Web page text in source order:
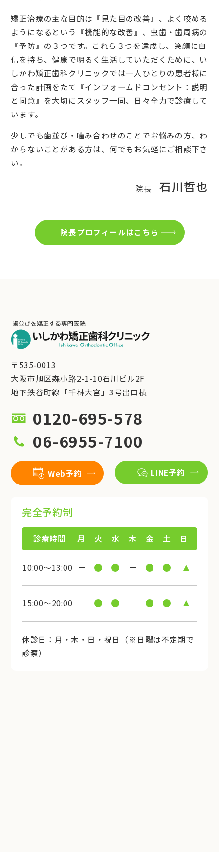
矯正治療の主な目的は『見た目の改善』、よく咬める
ようになるという『機能的な改善』、虫歯・歯周病の
『予防』の３つです。これら３つを達成し、笑顔に自
信を持ち、健康で明るく生活していただくために、い
しかわ矯正歯科クリニックでは一人ひとりの患者様に
合った計画をたて『インフォームドコンセント：説明
と同意』を大切にスタッフ一同、日々全力で診療して
います。
少しでも歯並び・噛み合わせのことでお悩みの方、わ
からないことがある方は、何でもお気軽にご相談下さ
い。
院長 石川哲也
院長プロフィールはこちら
〒535-0013
大阪市旭区森小路2-1-10石川ビル2F
地下鉄谷町線「千林大宮」3号出口横
0120-695-578
06-6955-7100
Web予約 LINE予約
完全予約制
診療時間 月 火 水 木 金 土 日
10:00～13:00
15:00～20:00
休診日：月・木・日・祝日（※日曜は不定期で
診察）